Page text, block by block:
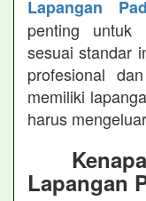
Lapangan
penting untuk
sesuai standar
profesional
memiliki
harus
Lapangan